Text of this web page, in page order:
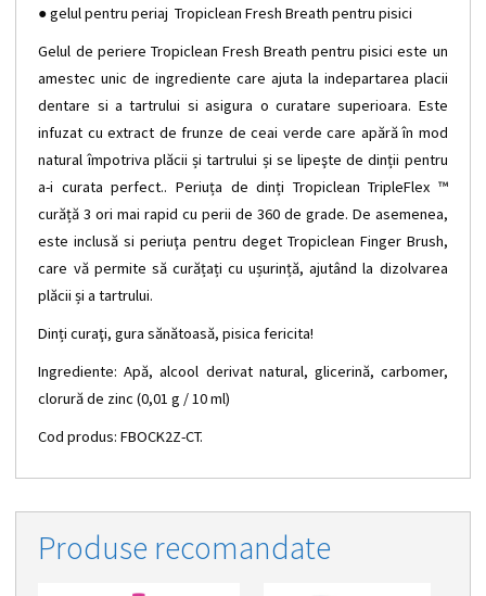
● gelul pentru periaj Tropiclean Fresh Breath pentru pisici
Gelul de periere Tropiclean Fresh Breath pentru pisici este un
amestec unic de ingrediente care ajuta la indepartarea placii
dentare si a tartrului si asigura o curatare superioara. Este
infuzat cu extract de frunze de ceai verde care apără în mod
natural împotriva plăcii și tartrului și se lipeşte de dinții pentru
a-i curata perfect.. Periuța de dinți Tropiclean TripleFlex ™
curăță 3 ori mai rapid cu perii de 360 de grade. De asemenea,
este inclusă si periuţa pentru deget Tropiclean Finger Brush,
care vă permite să curățați cu ușurință, ajutând la dizolvarea
plăcii și a tartrului.
Dinți curaţi, gura sănătoasă, pisica fericita!
Ingrediente: Apă, alcool derivat natural, glicerină, carbomer,
clorură de zinc (0,01 g / 10 ml)
Cod produs: FBOCK2Z-CT.
Produse recomandate